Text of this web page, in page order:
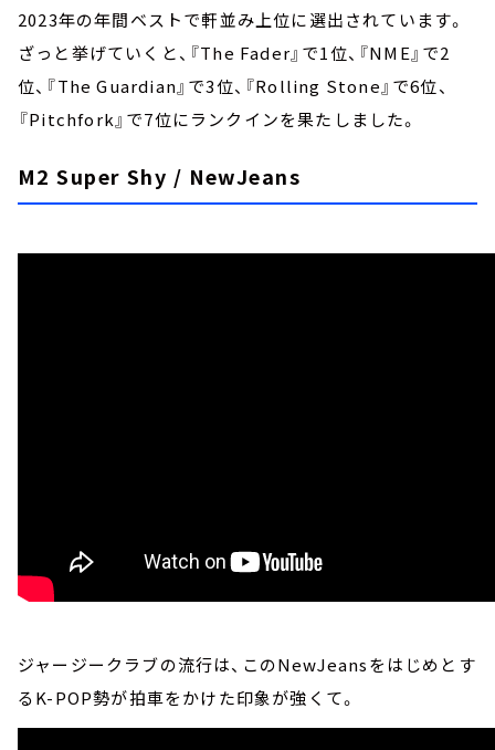
2023年の年間ベストで軒並み上位に選出されています。
ざっと挙げていくと、『The Fader』で1位、『NME』で2
位、『The Guardian』で3位、『Rolling Stone』で6位、
『Pitchfork』で7位にランクインを果たしました。
M2 Super Shy / NewJeans
ジャージークラブの流行は、このNewJeansをはじめとす
るK-POP勢が拍車をかけた印象が強くて。